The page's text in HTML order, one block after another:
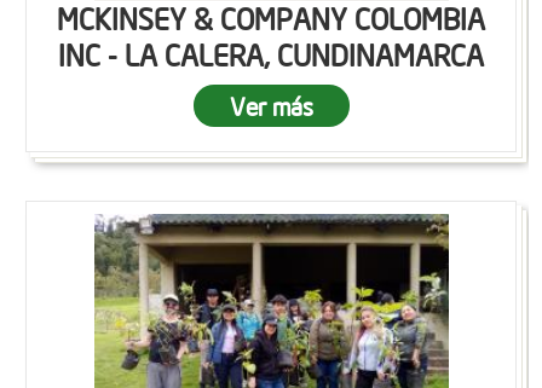
MCKINSEY & COMPANY COLOMBIA
INC - LA CALERA, CUNDINAMARCA
Ver más